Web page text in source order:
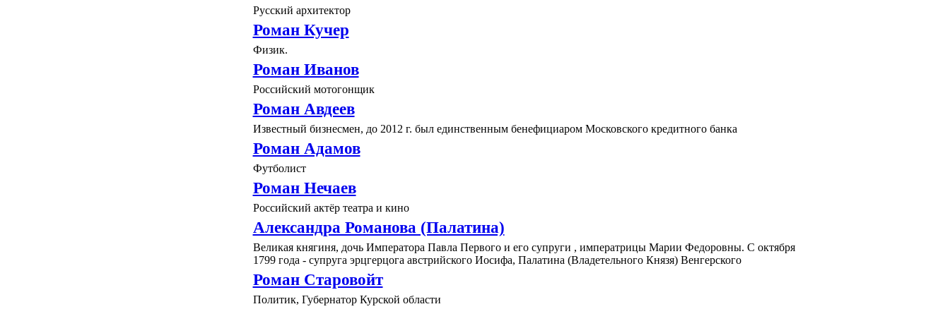
Русский архитектор
Роман Кучер
Физик.
Роман Иванов
Российский мотогонщик
Роман Авдеев
Известный бизнесмен, до 2012 г. был единственным бенефициаром Московского кредитного банка
Роман Адамов
Футболист
Роман Нечаев
Российский актёр театра и кино
Александра Романова (Палатина)
Великая княгиня, дочь Императора Павла Первого и его супруги , императрицы Марии Федоровны. С октября
1799 года - супруга эрцгерцога австрийского Иосифа, Палатина (Владетельного Князя) Венгерского
Роман Старовойт
Политик, Губернатор Курской области